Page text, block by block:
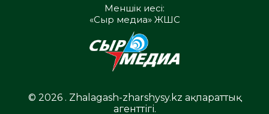
Меншік иесі:
«Сыр медиа» ЖШС
© 2026 . Zhalagash-zharshysy.kz ақпараттық
агенттігі.